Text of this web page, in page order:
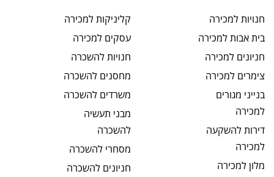
חנויותלמכירה
בית אבותלמכירה
חניונים למכירה
צימרים למכירה
בנייני מגורים
למכירה
דירות להשקעה
למכירה
מלון למכירה
קליניקותלמכירה
עסקים למכירה
חנויותלהשכרה
מחסנים להשכרה
משרדים להשכרה
מבני תעשיה
להשכרה
מסחרי להשכרה
חניונים להשכרה